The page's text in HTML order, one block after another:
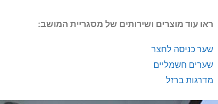
ראו עוד מוצרים ושירותים של מסגריית המושב:
שער כניסה לחצר
שערים חשמליים
מדרגות ברזל